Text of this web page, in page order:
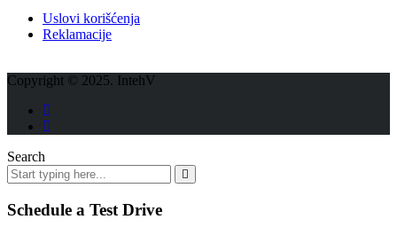
Uslovi korišćenja
Reklamacije
Copyright © 2025. IntehV
Search
Schedule a Test Drive